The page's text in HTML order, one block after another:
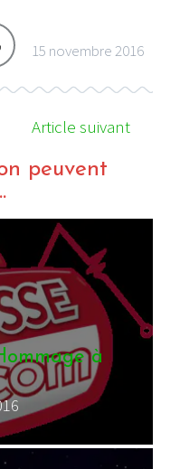
15 novembre 2016
Article suivant
peuvent
2016